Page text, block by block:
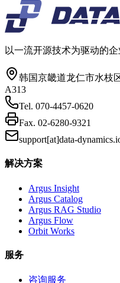
以一流开源技术为驱动的
韩国京畿道龙仁市水枝
A313
Tel. 070-4457-0620
Fax. 02-6280-9321
support[at]data-
解决方案
Argus Insight
Argus Catalog
Argus RAG Studio
Argus Flow
Orbit Works
服务
咨询服务